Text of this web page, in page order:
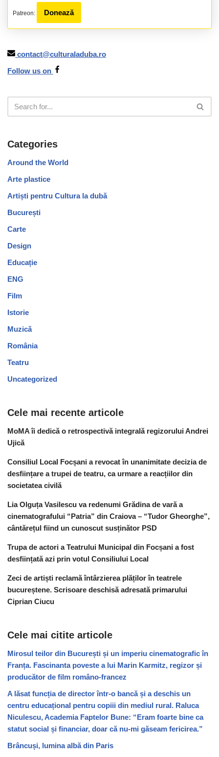
Patreon: Donează
contact@culturaladuba.ro
Follow us on
Categories
Around the World
Arte plastice
Artiști pentru Cultura la dubă
București
Carte
Design
Educație
ENG
Film
Istorie
Muzică
România
Teatru
Uncategorized
Cele mai recente articole
MoMA îi dedică o retrospectivă integrală regizorului Andrei
Ujică
Consiliul Local Focșani a revocat în unanimitate decizia de
desființare a trupei de teatru, ca urmare a reacțiilor din
societatea civilă
Lia Olguța Vasilescu va redenumi Grădina de vară a
cinematografului “Patria” din Craiova – “Tudor Gheorghe”,
cântărețul fiind un cunoscut susținător PSD
Trupa de actori a Teatrului Municipal din Focșani a fost
desființată azi prin votul Consiliului Local
Zeci de artiști reclamă întârzierea plăților în teatrele
bucureștene. Scrisoare deschisă adresată primarului
Ciprian Ciucu
Cele mai citite articole
Mirosul teilor din București și un imperiu cinematografic în
Franța. Fascinanta poveste a lui Marin Karmitz, regizor și
producător de film româno-francez
A lăsat funcția de director într-o bancă și a deschis un
centru educațional pentru copiii din mediul rural. Raluca
Niculescu, Academia Faptelor Bune: “Eram foarte bine ca
statut social și financiar, doar că nu-mi găseam fericirea.”
Brâncuși, lumina albă din Paris